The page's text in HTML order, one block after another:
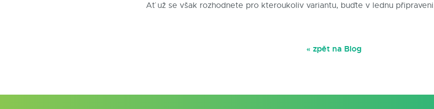
Ať už se však rozhodnete pro kteroukoliv variantu, buďte v lednu
« zpět na Blog